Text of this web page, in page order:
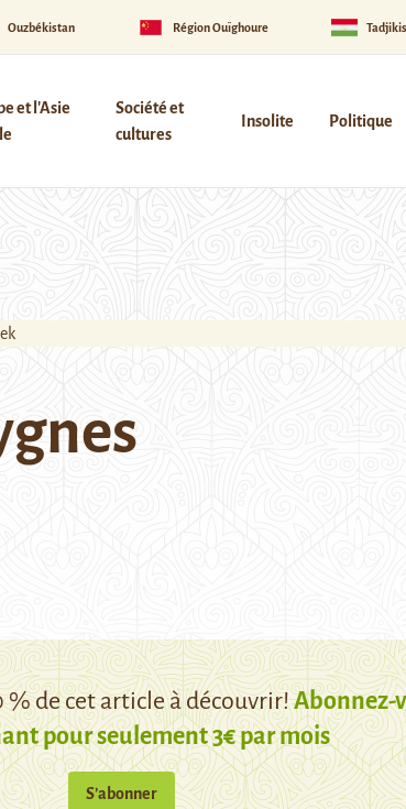
Ouzbékistan Région Ouïghoure
et l'Asie
Société et
cultures
Insolite Politique
% de cet article à découvrir!Abonnez-
pour seulement 3€ par mois
S’abonner